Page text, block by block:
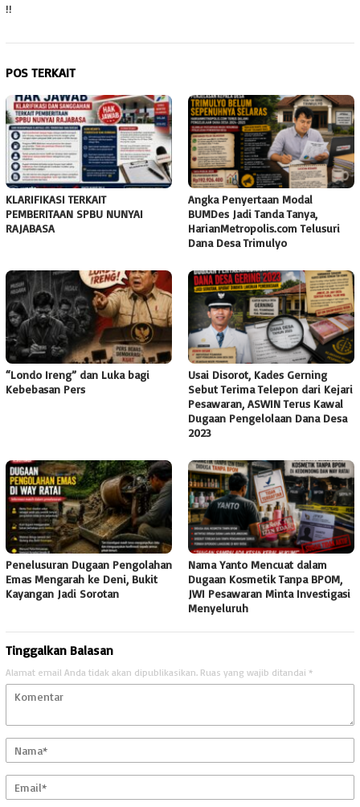
!!
POS TERKAIT
KLARIFIKASI TERKAIT
PEMBERITAAN SPBU NUNYAI
RAJABASA
Angka Penyertaan Modal
BUMDes Jadi Tanda Tanya,
HarianMetropolis.com Telusuri
Dana Desa Trimulyo
“Londo Ireng” dan Luka bagi
Kebebasan Pers
Usai Disorot, Kades Gerning
Sebut Terima Telepon dari Kejari
Pesawaran, ASWIN Terus Kawal
Dugaan Pengelolaan Dana Desa
2023
Penelusuran Dugaan Pengolahan
Emas Mengarah ke Deni, Bukit
Kayangan Jadi Sorotan
Nama Yanto Mencuat dalam
Dugaan Kosmetik Tanpa BPOM,
JWI Pesawaran Minta Investigasi
Menyeluruh
Tinggalkan Balasan
Alamat email Anda tidak akan dipublikasikan. Ruas yang wajib ditandai *